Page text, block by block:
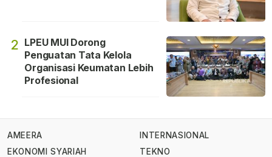
2 LPEU MUI Dorong
Penguatan Tata Kelola
Organisasi Keumatan Lebih
Profesional
AMEERA
EKONOMI SYARIAH
INTERNASIONAL
TEKNO